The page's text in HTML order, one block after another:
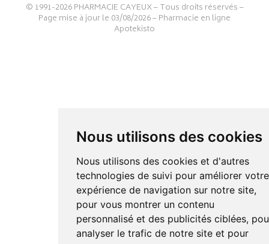
Nous utilisons des cookies
Nous utilisons des cookies et d'autres
technologies de suivi pour améliorer votre
expérience de navigation sur notre site,
pour vous montrer un contenu
personnalisé et des publicités ciblées,
analyser le trafic de notre site et pour
© 1991-2026PHARMACIE CAYEUX– Tous droits réservés –
Page mise à jour le 03/08/2026 –Pharmacie en ligne
Apotekisto